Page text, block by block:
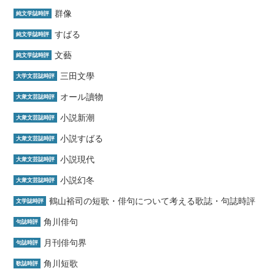
純文学誌時評 群像
純文学誌時評 すばる
純文学誌時評 文藝
大学文芸誌時評 三田文學
大衆文芸誌時評 オール讀物
大衆文芸誌時評 小説新潮
大衆文芸誌時評 小説すばる
大衆文芸誌時評 小説現代
大衆文芸誌時評 小説幻冬
文学誌時評 鶴山裕司の短歌・俳句について考える歌誌・句誌時評
句誌時評 角川俳句
句誌時評 月刊俳句界
歌誌時評 角川短歌